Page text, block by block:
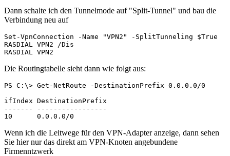
Dann schalte ich den Tunnelmode auf "Split-Tunnel" und bau die
Verbindung neu auf
Set-VpnConnection -Name "VPN2" -SplitTunneling $True
RASDIAL VPN2 /Dis
RASDIAL VPN2
Die Routingtabelle sieht dann wie folgt aus:
PS C:\> Get-NetRoute -DestinationPrefix 0.0.0.0/0
ifIndex DestinationPrefix
------- -----------------
10      0.0.0.0/0
Wenn ich die Leitwege für den VPN-Adapter anzeige, dann sehen
Sie hier nur das direkt am VPN-Knoten angebundene
Firmenntzwerk